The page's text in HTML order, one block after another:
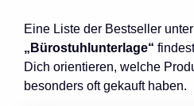
Eine Liste der Bestseller
„Bürostuhlunterlage“
Dich orientieren, welche
besonders oft gekauft haben.